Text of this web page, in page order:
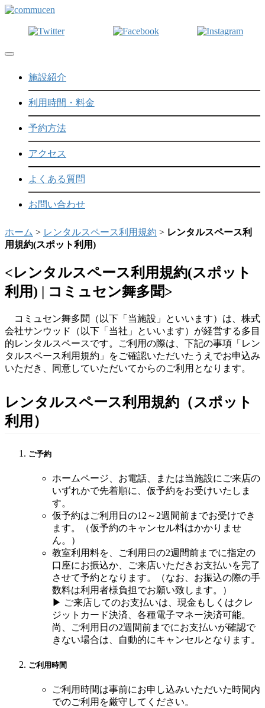
Toggle navigation
施設紹介
利用時間・料金
予約方法
アクセス
よくある質問
お問い合わせ
ホーム > レンタルスペース利用規約 > レンタルスペース利
用規約(スポット利用)
<レンタルスペース利用規約(スポット
利用) | コミュセン舞多聞>
コミュセン舞多聞（以下「当施設」といいます）は、株式
会社サンウッド（以下「当社」といいます）が経営する多目
的レンタルスペースです。ご利用の際は、下記の事項「レン
タルスペース利用規約」をご確認いただいたうえでお申込み
いただき、同意していただいてからのご利用となります。
レンタルスペース利用規約（スポット
利用）
ご予約
ホームページ、お電話、または当施設にご来店の
いずれかで先着順に、仮予約をお受けいたしま
す。
仮予約はご利用日の12～2週間前までお受けでき
ます。（仮予約のキャンセル料はかかりませ
ん。）
教室利用料を、ご利用日の2週間前までに指定の
口座にお振込か、ご来店いただきお支払いを完了
させて予約となります。（なお、お振込の際の手
数料は利用者様負担でお願い致します。）
▶ ご来店してのお支払いは、現金もしくはクレ
ジットカード決済、各種電子マネー決済可能。
尚、ご利用日の2週間前までにお支払いが確認で
きない場合は、自動的にキャンセルとなります。
ご利用時間
ご利用時間は事前にお申し込みいただいた時間内
でのご利用を厳守してください。